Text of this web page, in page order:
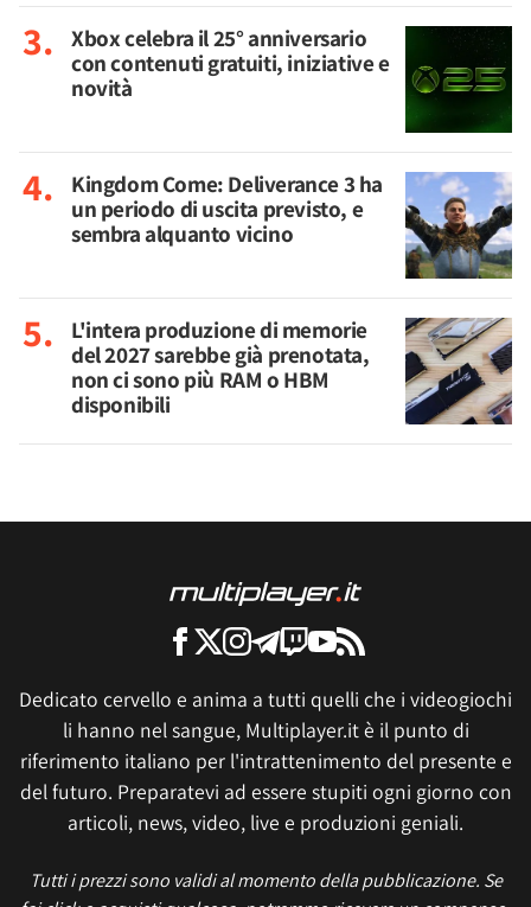
Xbox celebra il 25° anniversario
con contenuti gratuiti, iniziative e
novità
Kingdom Come: Deliverance 3 ha
un periodo di uscita previsto, e
sembra alquanto vicino
L'intera produzione di memorie
del 2027 sarebbe già prenotata,
non ci sono più RAM o HBM
disponibili
Dedicato cervello e anima a tutti quelli che i videogiochi
li hanno nel sangue, Multiplayer.it è il punto di
riferimento italiano per l'intrattenimento del presente e
del futuro. Preparatevi ad essere stupiti ogni giorno con
articoli, news, video, live e produzioni geniali.
Tutti i prezzi sono validi al momento della pubblicazione. Se